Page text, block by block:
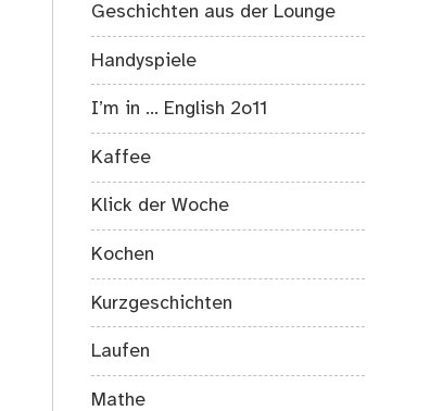
Geschichten aus der Lounge
Handyspiele
I’m in … English 2o11
Kaffee
Klick der Woche
Kochen
Kurzgeschichten
Laufen
Mathe